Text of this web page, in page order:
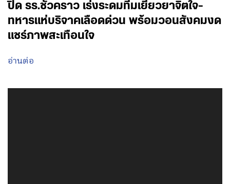
ปิด รร.ชั่วคราว เร่งระดมทีมเยียวยาจิตใจ-
ทหารแห่บริจาคเลือดด่วน พร้อมวอนสังคมงด
แชร์ภาพสะเทือนใจ
อ่านต่อ